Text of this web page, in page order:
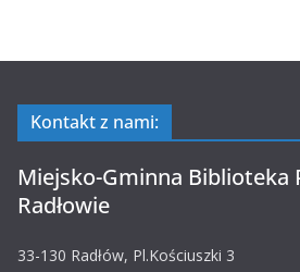
Kontakt z nami:
Miejsko-Gminna Biblioteka
Radłowie
33-130 Radłów, Pl.Kościuszki 3